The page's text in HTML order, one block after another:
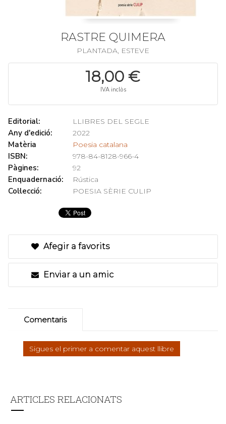
RASTRE QUIMERA
PLANTADA, ESTEVE
18,00 €
IVA inclòs
Editorial: LLIBRES DEL SEGLE
Any d'edició: 2022
Matèria Poesia catalana
ISBN: 978-84-8128-966-4
Pàgines: 92
Enquadernació: Rústica
Col·lecció: POESIA SÈRIE CULIP
Afegir a favorits
Enviar a un amic
Comentaris
Sigues el primer a comentar aquest llibre
ARTICLES RELACIONATS